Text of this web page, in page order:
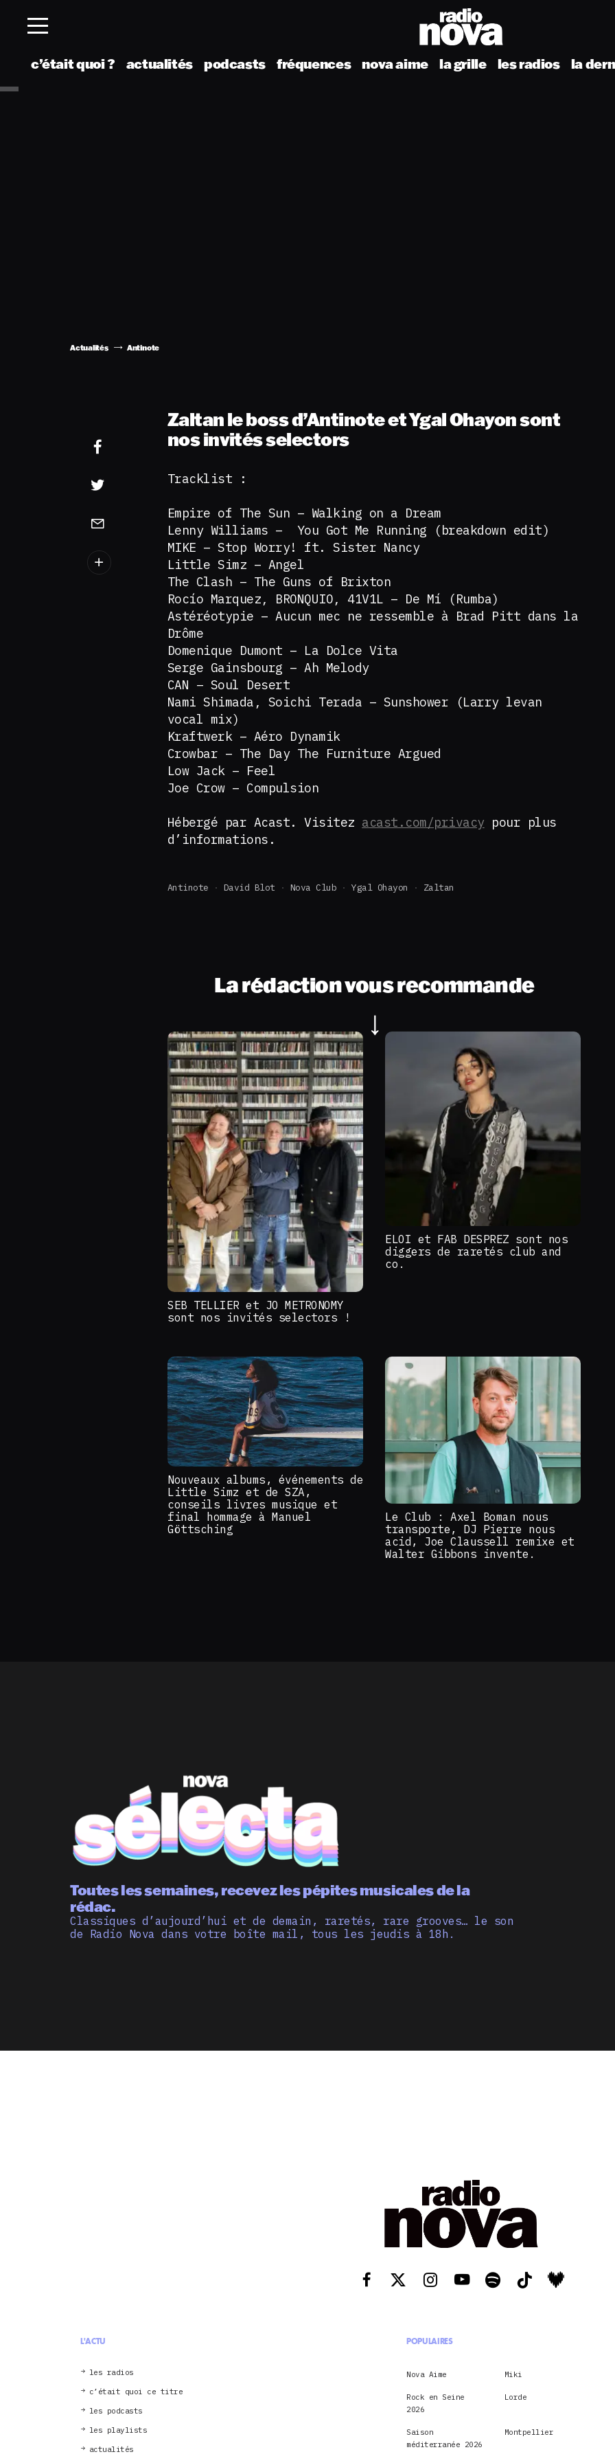
c’était quoi ? actualités podcasts fréquences nova aime la grille les radios la
Actualités Antinote
Zaltan le boss d’Antinote et Ygal Ohayon sont
nos invités selectors
Tracklist :
Empire of The Sun – Walking on a Dream
Lenny Williams – You Got Me Running (breakdown edit)
MIKE – Stop Worry! ft. Sister Nancy
Little Simz – Angel
The Clash – The Guns of Brixton
Rocío Marquez, BRONQUIO, 41V1L – De Mí (Rumba)
Astéréotypie – Aucun mec ne ressemble à Brad Pitt dans la
Drôme
Domenique Dumont – La Dolce Vita
Serge Gainsbourg – Ah Melody
CAN – Soul Desert
Nami Shimada, Soichi Terada – Sunshower (Larry levan
vocal mix)
Kraftwerk – Aéro Dynamik
Crowbar – The Day The Furniture Argued
Low Jack – Feel
Joe Crow – Compulsion
Hébergé par Acast. Visitez acast.com/privacy pour plus
d’informations.
Antinote David Blot Nova Club Ygal Ohayon Zaltan
La rédaction vous recommande
SEB TELLIER et JO METRONOMY
sont nos invités selectors !
ELOI et FAB DESPREZ sont nos
diggers de raretés club and
co.
Nouveaux albums, événements de
Little Simz et de SZA,
conseils livres musique et
final hommage à Manuel
Göttsching
Le Club : Axel Boman nous
transporte, DJ Pierre nous
acid, Joe Claussell remixe et
Walter Gibbons invente.
Toutes les semaines, recevez les pépites musicales de la
rédac.
Classiques d’aujourd’hui et de demain, raretés, rare grooves… le son
de Radio Nova dans votre boîte mail, tous les jeudis à 18h.
L'ACTU
les radios
c’était quoi ce titre
les podcasts
les playlists
actualités
POPULAIRES
Nova Aime Miki
Rock en Seine
2026
Lorde
Saison
méditerranée 2026
Montpellier